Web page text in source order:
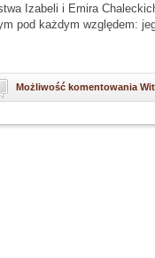
Izabeli i Emira
pod każdym względem:
Możliwość komentowania